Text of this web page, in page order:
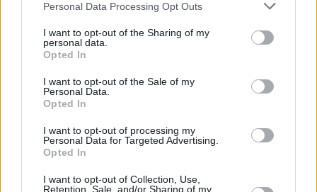
negar su consentimiento. Tenga en cuenta que algún
de su consentimiento, pero usted tiene el derecho de
rechazar tal procesamiento. Sus preferencias se aplicarán
cualquier momento entrando de nuevo en este sitio web o
visitando nuestra política de privacidad.
Personal Data Processing Opt Outs
I want to opt-out of the Sharing of my
personal data.
Opted In
I want to opt-out of the Sale of my
Personal Data.
Opted In
I want to opt-out of processing my
Personal Data for Targeted Advertising.
Opted In
I want to opt-out of Collection, Use,
Retention, Sale, and/or Sharing of my